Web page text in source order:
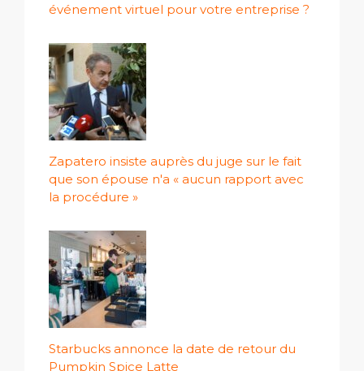
événement virtuel pour votre entreprise ?
Zapatero insiste auprès du juge sur le fait
que son épouse n'a « aucun rapport avec
la procédure »
Starbucks annonce la date de retour du
Pumpkin Spice Latte